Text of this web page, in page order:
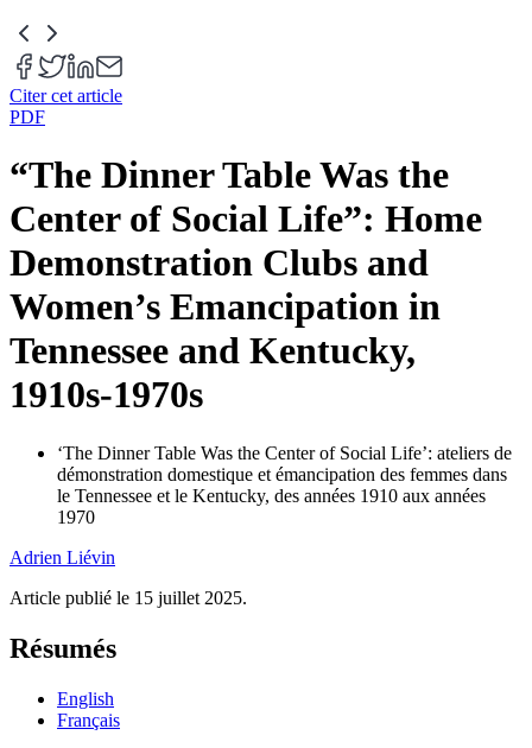
Citer cet article
PDF
“The Dinner Table Was the
Center of Social Life”: Home
Demonstration Clubs and
Women’s Emancipation in
Tennessee and Kentucky,
1910s-1970s
‘The Dinner Table Was the Center of Social Life’: ateliers de
démonstration domestique et émancipation des femmes dans
le Tennessee et le Kentucky, des années 1910 aux années
1970
Adrien Liévin
Article publié le 15 juillet 2025.
Résumés
English
Français